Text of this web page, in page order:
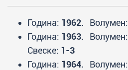
Година: 1962. Волумен:
Година: 1963. Волумен:
Свеске: 1-3
Година: 1964. Волумен: